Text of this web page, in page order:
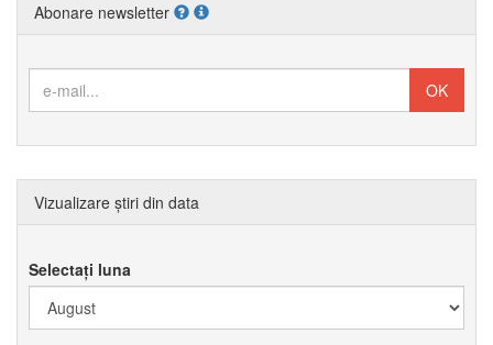
Abonare newsletter
Vizualizare știri din data
Selectați luna